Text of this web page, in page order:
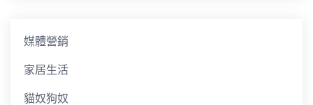
媒體營銷
家居生活
貓奴狗奴